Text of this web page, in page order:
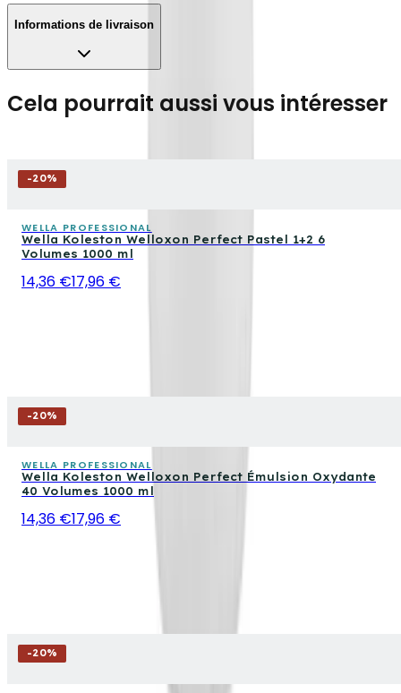
Informations de livraison
Cela pourrait aussi vous intéresser
-20%
WELLA PROFESSIONAL
Wella Koleston Welloxon Perfect Pastel 1+2 6
Volumes 1000 ml
14,36 €17,96 €
-20%
WELLA PROFESSIONAL
Wella Koleston Welloxon Perfect Émulsion Oxydante
40 Volumes 1000 ml
14,36 €17,96 €
-20%